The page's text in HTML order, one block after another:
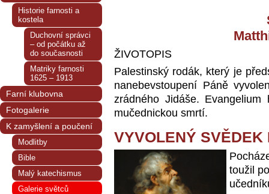
ŽIVOTOPIS
Palestinský rodák, který je
nanebevstoupení Páně
zrádného Jidáše.
mučednickou smrtí.
VYVOLENÝ SVĚDEK
toužil
Historie farnosti a
kostela
Duchovní správci
– od počátku až
do současnosti
Matriky farnosti
1625 – 1913
Farní klubovna
Fotogalerie
K zamyšlení a poučení
Modlitby
Bible
Malý katechismus
Galerie světců